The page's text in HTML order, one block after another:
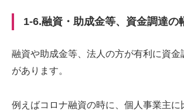
1-6.融資・助成金等、資金調達の
融資や助成金等、法人の方が有利に資金
があります。
例えばコロナ融資の時に、個人事業主に